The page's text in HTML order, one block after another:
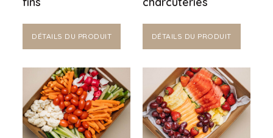
DÉTAILS DU PRODUIT DÉTAILS DU PRODUIT